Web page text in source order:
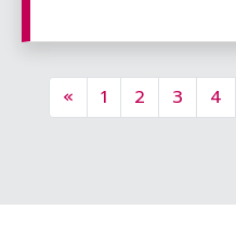
« 1 2 3 4